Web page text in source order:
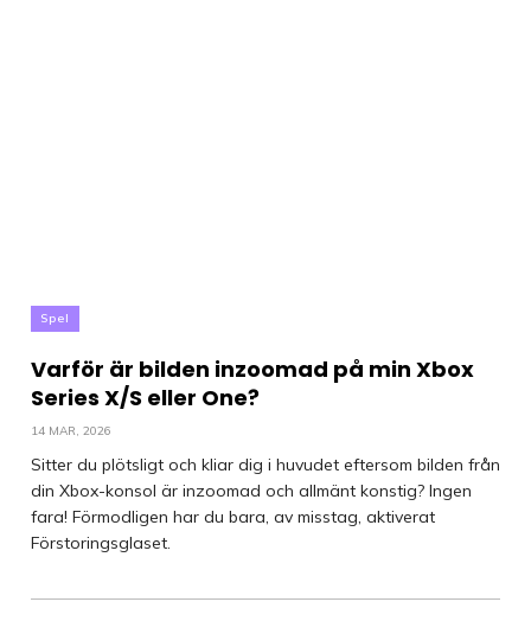
Spel
Varför är bilden inzoomad på min Xbox
Series X/S eller One?
14 MAR, 2026
Sitter du plötsligt och kliar dig i huvudet eftersom bilden från
din Xbox-konsol är inzoomad och allmänt konstig? Ingen
fara! Förmodligen har du bara, av misstag, aktiverat
Förstoringsglaset.